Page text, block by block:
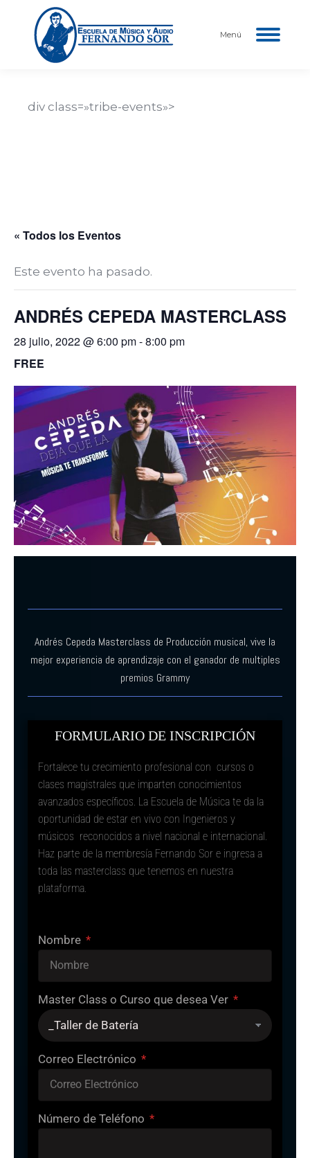
Menú
div class=»tribe-events»>
« Todos los Eventos
Este evento ha pasado.
ANDRÉS CEPEDA MASTERCLASS
28 julio, 2022 @ 6:00 pm-8:00 pm
FREE
Andrés Cepeda Masterclass de Producción musical, vive la
mejor experiencia de aprendizaje con el ganador de multiples
premios Grammy
FORMULARIO DE INSCRIPCIÓN
Fortalece tu crecimiento profesional con cursos o
clases magistrales que imparten conocimientos
avanzados específicos. La Escuela de Música te da la
oportunidad de estar en vivo con Ingenieros y
músicos reconocidos a nivel nacional e internacional.
Haz parte de la membresía Fernando Sor e ingresa a
toda las masterclass que tenemos en nuestra
plataforma.
Nombre
Master Class o Curso que desea Ver
Correo Electrónico
Número de Teléfono